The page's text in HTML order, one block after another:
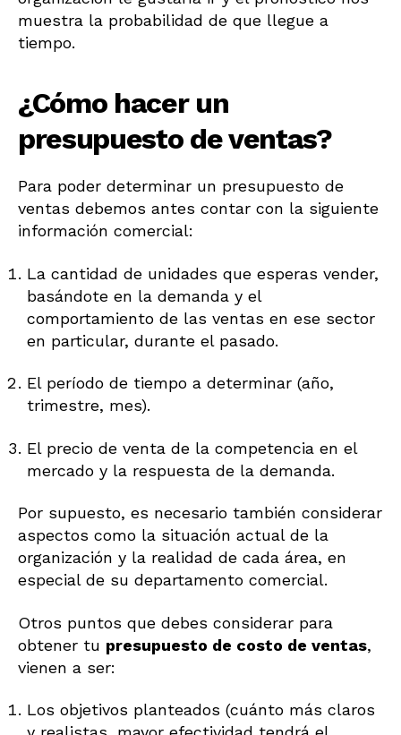
muestra la probabilidad de que llegue a
tiempo.
¿Cómo hacer un
presupuesto de ventas?
Para poder determinar un presupuesto de
ventas debemos antes contar con la siguiente
información comercial:
La cantidad de unidades que esperas vender,
basándote en la demanda y el
comportamiento de las ventas en ese sector
en particular, durante el pasado.
El período de tiempo a determinar (año,
trimestre, mes).
El precio de venta de la competencia en el
mercado y la respuesta de la demanda.
Por supuesto, es necesario también considerar
aspectos como la situación actual de la
organización y la realidad de cada área, en
especial de su departamento comercial.
Otros puntos que debes considerar para
obtener tu presupuesto de costo de ventas,
vienen a ser:
Los objetivos planteados (cuánto más claros